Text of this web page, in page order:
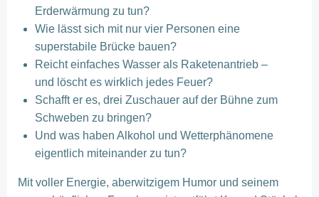
Erderwärmung zu tun?
Wie lässt sich mit nur vier Personen eine
superstabile Brücke bauen?
Reicht einfaches Wasser als Raketenantrieb –
und löscht es wirklich jedes Feuer?
Schafft er es, drei Zuschauer auf der Bühne zum
Schweben zu bringen?
Und was haben Alkohol und Wetterphänomene
eigentlich miteinander zu tun?
Mit voller Energie, aberwitzigem Humor und seinem